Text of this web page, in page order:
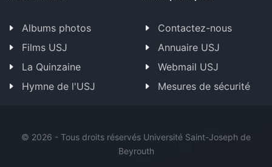
Albums photos
Films USJ
La Quinzaine
Hymne de l'USJ
Contactez-nous
Annuaire USJ
Webmail USJ
Mesures de sécurité
© 2026 - Tous droits réservés Université Saint-Joseph de
Beyrouth